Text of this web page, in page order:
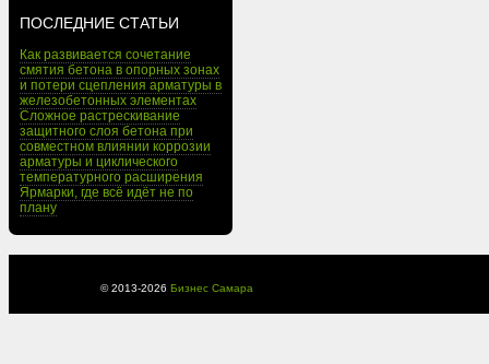
ПОСЛЕДНИЕ СТАТЬИ
Как развивается сочетание
смятия бетона в опорных зонах
и потери сцепления арматуры в
железобетонных элементах
Сложное растрескивание
защитного слоя бетона при
совместном влиянии коррозии
арматуры и циклического
температурного расширения
Ярмарки, где всё идёт не по
плану
© 2013-2026 Бизнес Самара